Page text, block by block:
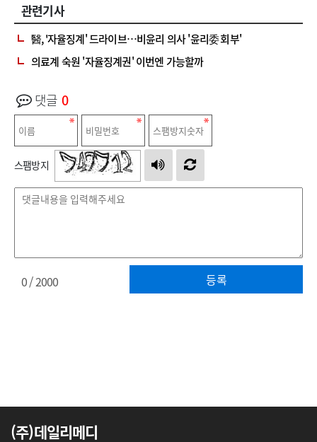
관련기사
醫, '자율징계' 드라이브…비윤리 의사 '윤리委 회부'
의료계 숙원 '자율징계권' 이번엔 가능할까
댓글 0
스팸방지
등록
0/ 2000
(주)데일리메디